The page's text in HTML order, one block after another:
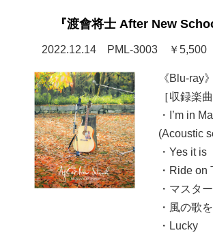
『渡會将士 After New
2022.12.14 PML-3003 ￥5,500（
《Blu-ray》
［収録楽曲
・I’m in
(Acoustic
・Yes it is
・Ride on
・マスタ
・風の歌
・Lucky